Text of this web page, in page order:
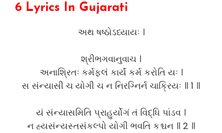
6 Lyrics In Gujarati
અથ ષષ્ઠોઽધ્યાયઃ ।
શ્રીભગવાનુવાચ ।
અનાશ્રિતઃ કર્મફલં કાર્યં કર્મ કરોતિ યઃ ।
સ સંન્યાસી ચ યોગી ચ ન નિરગ્નિર્ન ચાક્રિયઃ ॥ 1 ॥
યં સંન્યાસમિતિ પ્રાહુર્યોગં તં વિદ્ધિ પાંડવ ।
ન હ્યસંન્યસ્તસંકલ્પો યોગી ભવતિ કશ્ચન ॥ 2 ॥